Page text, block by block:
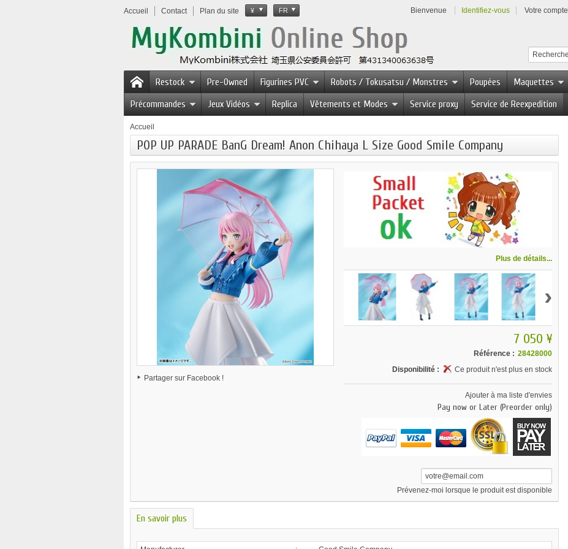
Accueil Contact Plan du site ¥ FR Bienvenue Identifiez-vous Votre compte
Restock Pre-Owned Figurines PVC Robots / Tokusatsu / Monstres Poupées Maquettes
Précommandes
Jeux Vidéos Replica Vêtements et Modes Service proxy Service de Reexpedition
Accueil
POP UP PARADE BanG Dream! Anon Chihaya L Size Good Smile Company
Partager sur Facebook !
Plus de détails...
›
7 050 ¥
Référence : 28428000
Disponibilité :
Ce produit n'est plus en stock
Ajouter à ma liste d'envies
Pay now or Later (Preorder only)
Prévenez-moi lorsque le produit est disponible
En savoir plus